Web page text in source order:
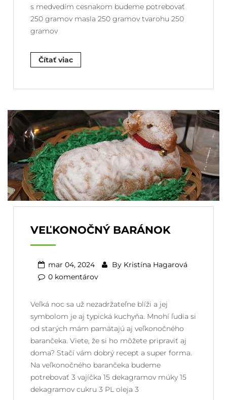
s medvedím cesnakom budeme potrebovať
250 gramov masla 250 gramov tvarohu 250
gramov
Čítať viac
VEĽKONOČNÝ BARÁNOK
mar 04, 2024 By Kristína Hagarová
0 komentárov
Veľká noc sa už nezadržateľne blíži a jej
symbolom je aj typická kuchyňa. Mnohí ľudia si
od starých mám pamätajú aj veľkonočného
barančeka. Viete, že si ho môžete pripraviť aj
doma? Stačí vám dobrý recept a super forma.
Na veľkonočného barančeka budeme
potrebovať 3 vajíčka 15 dekagramov múky 15
dekagramov cukru 3 PL oleja 3